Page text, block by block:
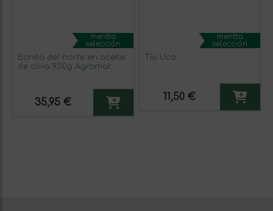
mentta
selección
Bonito del norte en aceite
de oliva 950g Agromar
35,95 €
mentta
selección
Tío Uco
11,50 €